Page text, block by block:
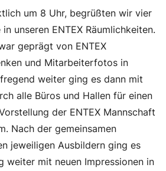
um 8 Uhr, begrüßten wir vier
unseren ENTEX Räumlichkeiten.
geprägt von ENTEX
und Mitarbeiterfotos in
weiter ging es dann mit
alle Büros und Hallen für einen
der ENTEX Mannschaft
Nach der gemeinsamen
jeweiligen Ausbildern ging es
weiter mit neuen Impressionen in